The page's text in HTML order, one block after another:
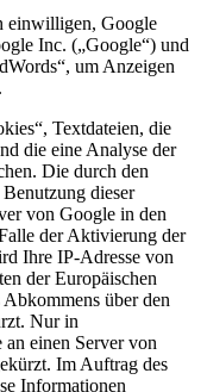
einwilligen, Google
Inc. („Google“) und
um Anzeigen
Textdateien, die
die eine Analyse der
Die durch den
dieser
von Google in den
der Aktivierung der
Ihre IP-Adresse von
der Europäischen
über den
Nur in
einen Server von
Im Auftrag des
Informationen